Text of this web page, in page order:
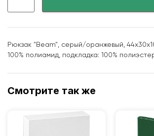
Рюкзак "Beam", серый/оранжевый,
100% полиамид, подкладка: 100%
Смотрите так же